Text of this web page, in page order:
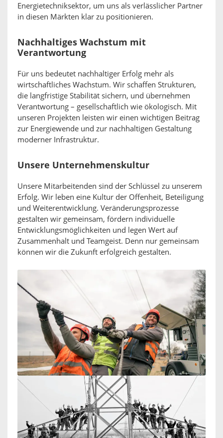
Energietechniksektor, um uns als verlässlicher Partner
in diesen Märkten klar zu positionieren.
Nachhaltiges Wachstum mit
Verantwortung
Für uns bedeutet nachhaltiger Erfolg mehr als
wirtschaftliches Wachstum. Wir schaffen Strukturen,
die langfristige Stabilität sichern, und übernehmen
Verantwortung – gesellschaftlich wie ökologisch. Mit
unseren Projekten leisten wir einen wichtigen Beitrag
zur Energiewende und zur nachhaltigen Gestaltung
moderner Infrastruktur.
Unsere Unternehmenskultur
Unsere Mitarbeitenden sind der Schlüssel zu unserem
Erfolg. Wir leben eine Kultur der Offenheit, Beteiligung
und Weiterentwicklung. Veränderungsprozesse
gestalten wir gemeinsam, fördern individuelle
Entwicklungsmöglichkeiten und legen Wert auf
Zusammenhalt und Teamgeist. Denn nur gemeinsam
können wir die Zukunft erfolgreich gestalten.